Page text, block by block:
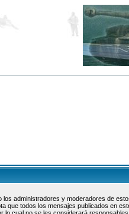
los administradores y moderadores de
que todos los mensajes publicados en